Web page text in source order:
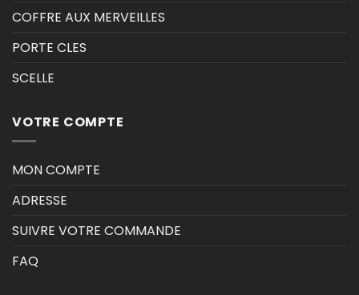
COFFRE AUX MERVEILLES
PORTE CLES
SCELLE
VOTRE COMPTE
MON COMPTE
ADRESSE
SUIVRE VOTRE COMMANDE
FAQ